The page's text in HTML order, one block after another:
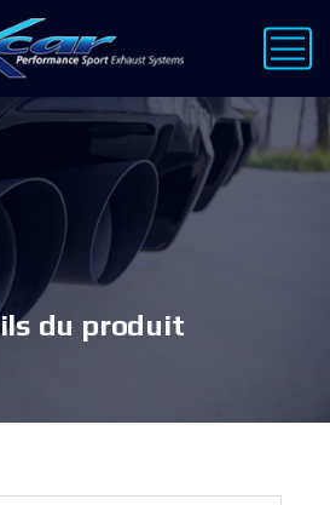
du produit